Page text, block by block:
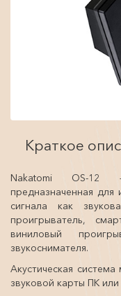
Краткое
Nakatomi OS-12
предназначенная для
сигнала как
проигрыватель,
виниловый
звукоснимателя.
Акустическая
звуковой карты ПК